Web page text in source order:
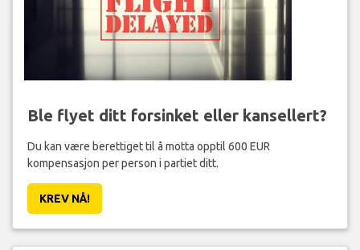
Ble flyet ditt forsinket eller kansellert?
Du kan være berettiget til å motta opptil 600 EUR
kompensasjon per person i partiet ditt.
KREV NÅ!